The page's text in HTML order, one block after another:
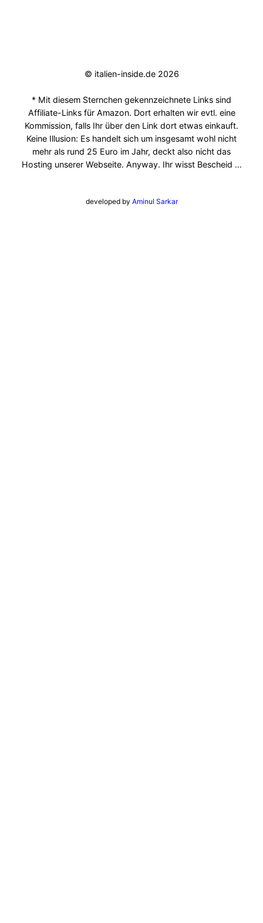
© italien-inside.de 2026
* Mit diesem Sternchen gekennzeichnete Links sind
Affiliate-Links für Amazon. Dort erhalten wir evtl. eine
Kommission, falls Ihr über den Link dort etwas einkauft.
Keine Illusion: Es handelt sich um insgesamt wohl nicht
mehr als rund 25 Euro im Jahr, deckt also nicht das
Hosting unserer Webseite. Anyway. Ihr wisst Bescheid …
developed by Aminul Sarkar